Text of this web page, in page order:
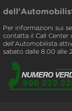
Per informazioni sui
contatta il Call Center
dell'Automobilista
sabato dalle 8.00 alle